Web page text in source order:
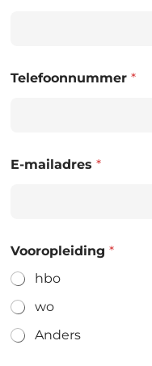
Telefoonnummer *
E-mailadres *
Vooropleiding *
hbo
wo
Anders